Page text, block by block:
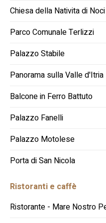
Chiesa della Nativita di Noci
Parco Comunale Terlizzi
Palazzo Stabile
Panorama sulla Valle d'Itria
Balcone in Ferro Battuto
Palazzo Fanelli
Palazzo Motolese
Porta di San Nicola
Ristoranti e caffè
Ristorante - Mare Nostro